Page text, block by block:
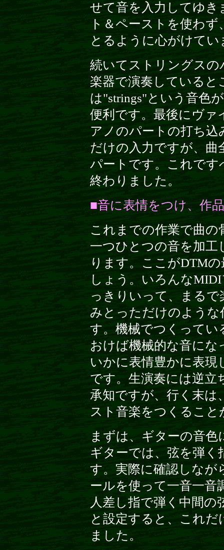
せて音を入力してゆ
ト＆ペーストを使わ
とるように心がけて
続いてストリングスの
楽器で演奏していると
は"strings"という音色
便利です。最後にヴ
アノのパートの打ち
だけの入力ですが、
パートです。これです
終わりました。
■音に表情をつけ、作
これまでの作業で曲
一つひとつの音を加工
ります。ここがDTM
しょう。いろんな
っきりいって、まる
みとっただけのよう
す。機械でつくって
おけば機械的な音に
いかに表情豊かに表
です。生演奏には逆
承知ですが、行く末は
スト音楽をつくるこ
まずは、ギターの音色
ギターでは、弦を弾
す。実際に確認しなが
ールを使って一音一音
人差し指で弾く中間の
と設定すると、これ
ました。